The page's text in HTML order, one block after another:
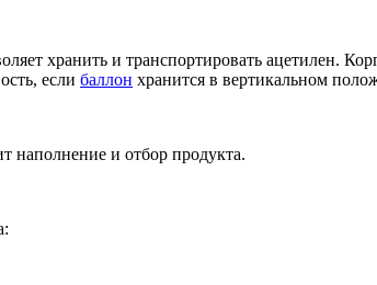
хранить и транспортировать ацетилен.
если баллон хранится в вертикальном
наполнение и отбор продукта.